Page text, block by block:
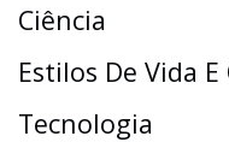
Ciência
Estilos De Vida
Tecnologia